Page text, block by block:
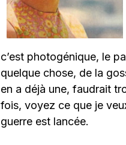
c’est photogénique, le
quelque chose, de la
en a déjà une, faudrait
fois, voyez ce que je
guerre est lancée.